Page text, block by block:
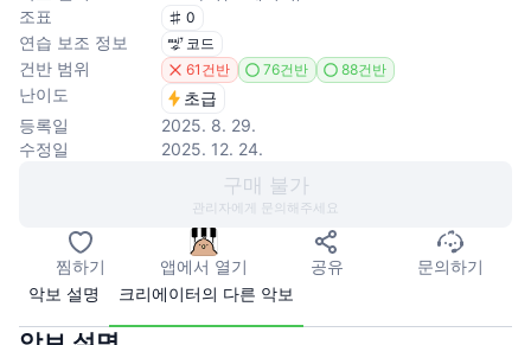
조표
0
연습 보조 정보 코드
건반 범위 61건반 76건반 88건반
난이도
초급
등록일
2025. 8. 29.
수정일
2025. 12. 24.
구매 불가
관리자에게 문의해주세요
찜하기 앱에서 열기 공유
문의하기
악보 설명
크리에이터의 다른 악보